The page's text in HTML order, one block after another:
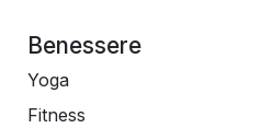
Benessere
Yoga
Fitness